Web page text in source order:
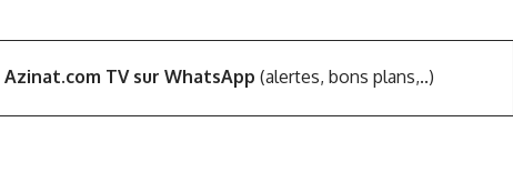
Azinat.com TV sur WhatsApp (alertes, bons plans,..)